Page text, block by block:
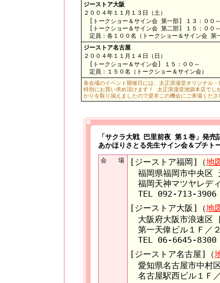
ジーストア大阪
２００４年１１月１３日（土）
[トークショー＆サイン会 第一部] １３：００
[トークショー＆サイン会 第二部] １５：００
定員：各１００名（トークショー＆サイン会 第
ジーストア名古屋
２００４年１１月１４日（日）
[トークショー＆サイン会] １５：００～
定員：１５０名（トークショー＆サイン会）
各会場のイベント開催日には、太正浪漫堂オリジナル
特別にお買い求め頂けます！ 太正浪漫堂池袋本店でし
かりを取り揃えましたので是非この機会にご来場くださ
「サクラ大戦 巴里前夜 第１巻」発売
あかほりさとる先生サイン会＆プチト
会 場 [ジーストア福岡]（地
福岡県福岡市中央区
福岡天神マツヤレデ
TEL 092-713-3906
[ジーストア大阪]（地
大阪府大阪市浪速区
第一天偉ビル１Ｆ／
TEL 06-6645-8300
[ジーストア名古屋]（
愛知県名古屋市中村
名古屋駅西ビル１Ｆ